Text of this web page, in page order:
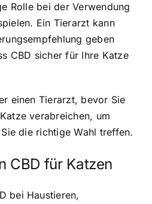
Rolle bei der Verwendung
Ein Tierarzt kann
geben
CBD sicher für Ihre Katze
einen Tierarzt, bevor Sie
verabreichen, um
die richtige Wahl treffen.
CBD für Katzen
bei Haustieren,